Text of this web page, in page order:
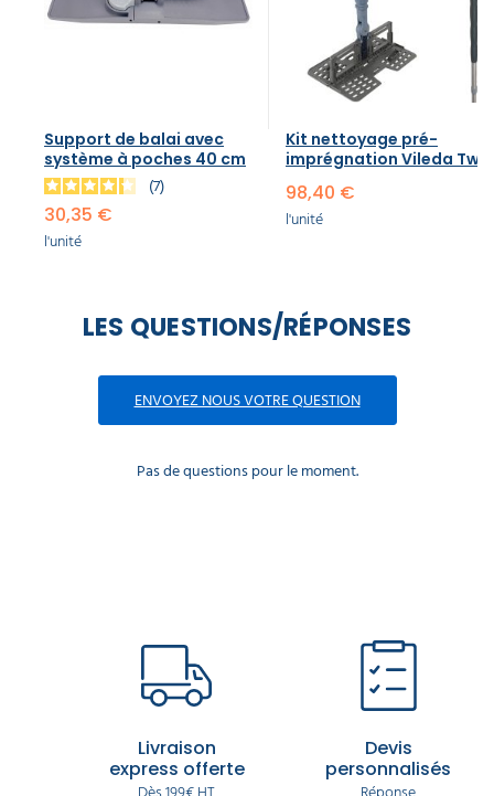
Support de balai avec
système à poches 40 cm
7
30,35 €
l'unité
Kit nettoyage pré-
imprégnation Vileda Twix
98,40 €
l'unité
LES QUESTIONS/RÉPONSES
ENVOYEZ NOUS VOTRE QUESTION
Pas de questions pour le moment.
Livraison
express offerte
Devis
personnalisés